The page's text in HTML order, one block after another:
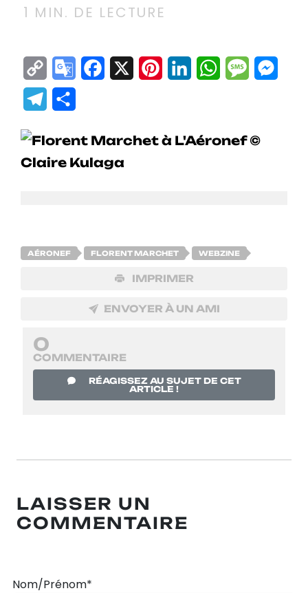
1 MIN. DE LECTURE
Copy
Link
GoogleFacebook
X Pinterest
LinkedInWhatsApp
Telegram
AÉRONEF FLORENT MARCHET WEBZINE
IMPRIMER
ENVOYER À UN AMI
0
COMMENTAIRE
RÉAGISSEZ AU SUJET DE CET
ARTICLE !
LAISSER UN
COMMENTAIRE
Nom/Prénom*